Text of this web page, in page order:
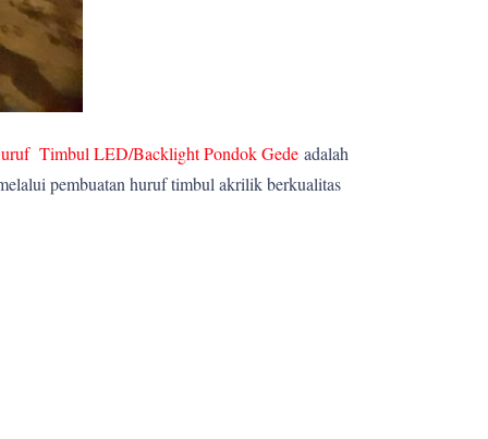
Timbul LED/Backlight Pondok Gede adalah
pembuatan huruf timbul akrilik berkualitas